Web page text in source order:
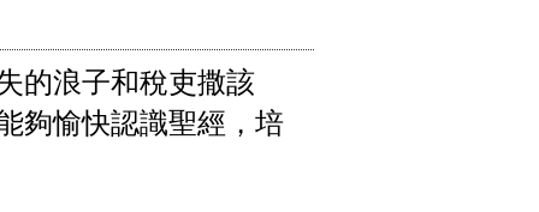
的浪子和稅吏撒該
夠愉快認識聖經，培